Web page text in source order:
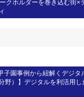
クホルダーを巻き込む街×
子園事例から紐解くデジタ
）】デジタルを利活用し